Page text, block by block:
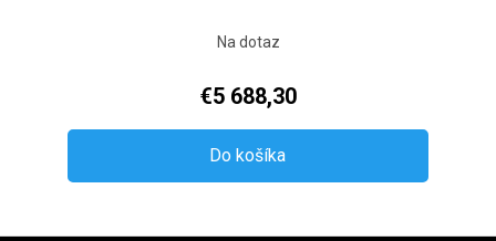
Na dotaz
€5 688,30
Do košíka